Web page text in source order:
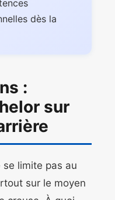
dès la
:
sur
se limite pas au
sur le moyen